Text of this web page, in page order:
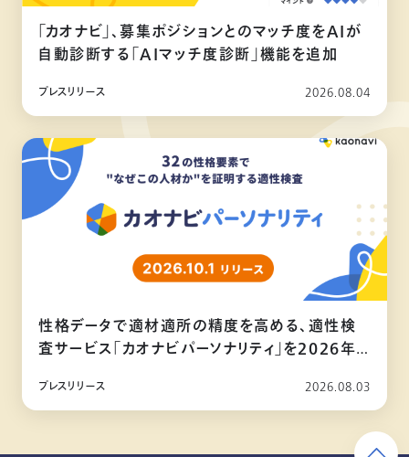
「カオナビ」、募集ポジションとのマッチ度をAIが
自動診断する「AIマッチ度診断」機能を追加
プレスリリース 2026.08.04
性格データで適材適所の精度を高める、適性検
査サービス「カオナビパーソナリティ」を2026年
プレスリリース 2026.08.03